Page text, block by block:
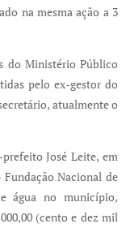
na mesma ação a 3
do Ministério Público
pelo ex-gestor do
atualmente o
José Leite, em
Nacional de
água no município,
(cento e dez mil